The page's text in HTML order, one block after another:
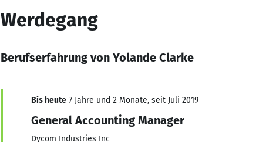
Werdegang
Berufserfahrung von Yolande Clarke
Bis heute 7 Jahre und 2 Monate, seit Juli 2019
General Accounting Manager
Dycom Industries Inc